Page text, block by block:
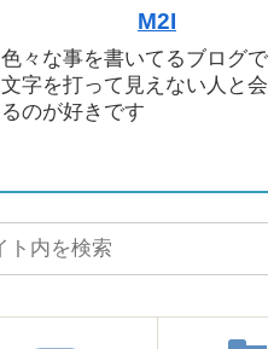
M2I
色々な事を書いてるブログ
文字を打って見えない人と
るのが好きです